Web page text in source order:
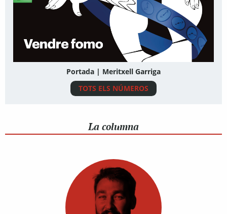
Portada | Meritxell Garriga
TOTS ELS NÚMEROS
La columna